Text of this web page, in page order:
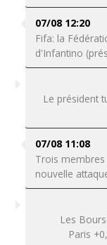
07/08 12:20
Fifa: la
d'Infantino
Le président
07/08 11:08
Trois
nouvelle
Les
Paris